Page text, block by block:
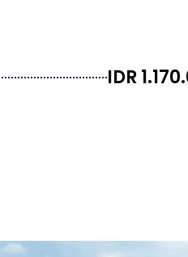
IDR